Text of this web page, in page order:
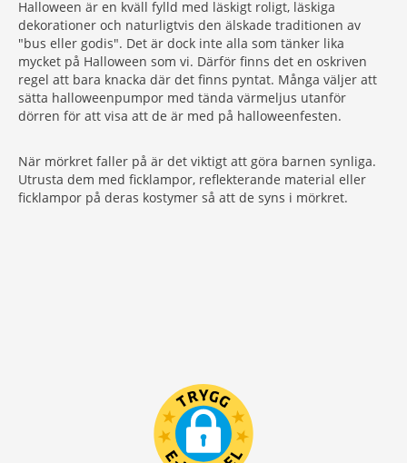
Halloween är en kväll fylld med läskigt roligt, läskiga
dekorationer och naturligtvis den älskade traditionen av
"bus eller godis". Det är dock inte alla som tänker lika
mycket på Halloween som vi. Därför finns det en oskriven
regel att bara knacka där det finns pyntat. Många väljer att
sätta halloweenpumpor med tända värmeljus utanför
dörren för att visa att de är med på halloweenfesten.
När mörkret faller på är det viktigt att göra barnen synliga.
Utrusta dem med ficklampor, reflekterande material eller
ficklampor på deras kostymer så att de syns i mörkret.